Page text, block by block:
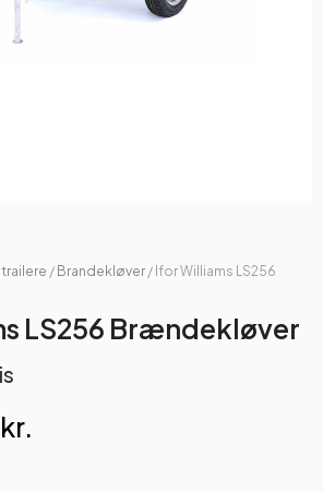
trailere / Brandekløver / Ifor Williams LS256
LS256 Brændekløver
kr.